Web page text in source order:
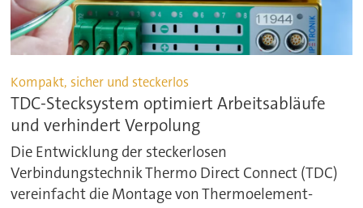
Kompakt, sicher und steckerlos
TDC-Stecksystem optimiert Arbeitsabläufe
und verhindert Verpolung
Die Entwicklung der steckerlosen
Verbindungstechnik Thermo Direct Connect (TDC)
vereinfacht die Montage von Thermoelement-